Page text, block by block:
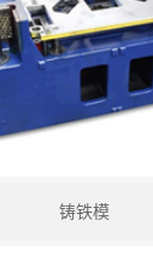
铸铁模